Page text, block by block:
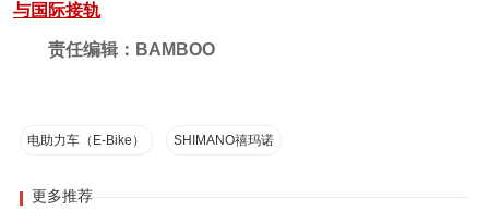
与国际接轨
责任编辑：BAMBOO
电助力车（E-Bike） SHIMANO禧玛诺
更多推荐